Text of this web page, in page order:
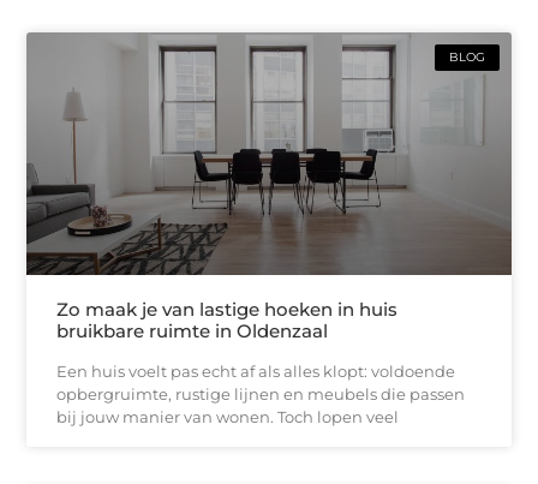
BLOG
Zo maak je van lastige hoeken in huis
bruikbare ruimte in Oldenzaal
Een huis voelt pas echt af als alles klopt: voldoende
opbergruimte, rustige lijnen en meubels die passen
bij jouw manier van wonen. Toch lopen veel